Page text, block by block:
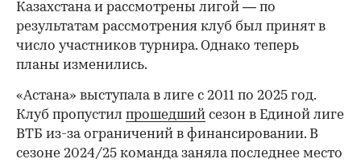
00:00
Казахстана и рассмотрены лигой — по
результатам рассмотрения клуб был принят в
число участников турнира. Однако теперь
планы изменились.
«Астана» выступала в лиге с 2011 по 2025 год.
Клуб пропустил прошедший сезон в Единой лиге
ВТБ из-за ограничений в финансировании. В
сезоне 2024/25 команда заняла последнее место